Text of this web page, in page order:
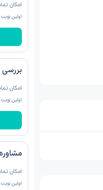
امکان
اولین
بررسی
امکان
اولین
امکان
اولین